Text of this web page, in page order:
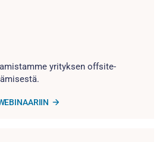
yrityksen offsite-